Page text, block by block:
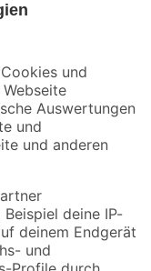
mehr verpassen!